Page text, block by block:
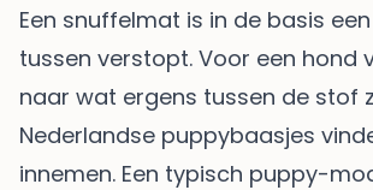
Een snuffelmat is in de basis een
tussen verstopt. Voor een hond
naar wat ergens tussen de stof
Nederlandse puppybaasjes
innemen. Een typisch puppy-